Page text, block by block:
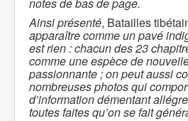
Ainsi présenté, Batailles
apparaître comme un pavé
est rien : chacun des 23
comme une espèce de
passionnante ; on peut aussi
nombreuses photos qui
d’information démentant
toutes faites qu’on se fait